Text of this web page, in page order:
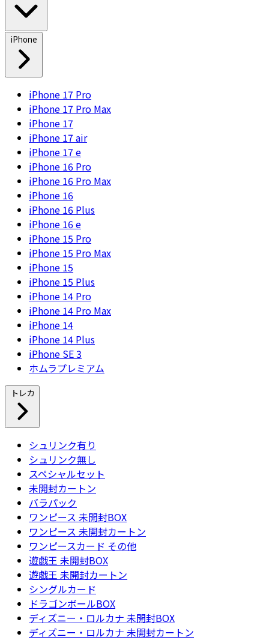
iPhone
iPhone 17 Pro
iPhone 17 Pro Max
iPhone 17
iPhone 17 air
iPhone 17 e
iPhone 16 Pro
iPhone 16 Pro Max
iPhone 16
iPhone 16 Plus
iPhone 16 e
iPhone 15 Pro
iPhone 15 Pro Max
iPhone 15
iPhone 15 Plus
iPhone 14 Pro
iPhone 14 Pro Max
iPhone 14
iPhone 14 Plus
iPhone SE 3
ホムラプレミアム
トレカ
シュリンク有り
シュリンク無し
スペシャルセット
未開封カートン
バラパック
ワンピース 未開封BOX
ワンピース 未開封カートン
ワンピースカード その他
遊戯王 未開封BOX
遊戯王 未開封カートン
シングルカード
ドラゴンボールBOX
ディズニー・ロルカナ 未開封BOX
ディズニー・ロルカナ 未開封カートン